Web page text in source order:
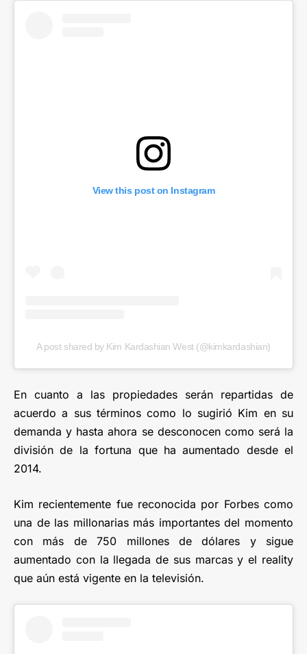
View this post on Instagram
A post shared by Kim Kardashian West (@kimkardashian)
En cuanto a las propiedades serán repartidas de
acuerdo a sus términos como lo sugirió Kim en su
demanda y hasta ahora se desconocen como será la
división de la fortuna que ha aumentado desde el
2014.
Kim recientemente fue reconocida por Forbes como
una de las millonarias más importantes del momento
con más de 750 millones de dólares y sigue
aumentado con la llegada de sus marcas y el reality
que aún está vigente en la televisión.